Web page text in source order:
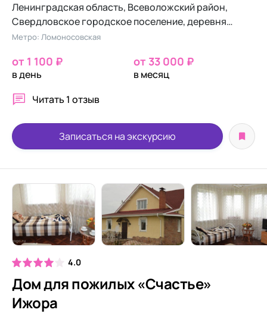
Ленинградская область, Всеволожский район,
Свердловское городское поселение, деревня
Новосаратовка, Полевая улица, 15А
Метро: Ломоносовская
от 1 100 ₽
в день
от 33 000 ₽
в месяц
Читать 1 отзыв
Записаться на экскурсию
4.0
Дом для пожилых «Счастье»
Ижора